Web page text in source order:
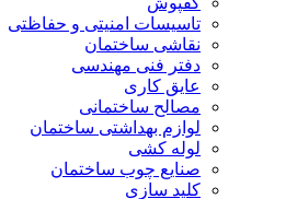
تاسیسات امنیتی و حفاظتی
نقاشی ساختمان
دفتر فنی مهندسی
عایق کاری
مصالح ساختمانی
لوازم بهداشتی ساختمان
لوله کشی
صنایع چوب ساختمان
کلید سازی